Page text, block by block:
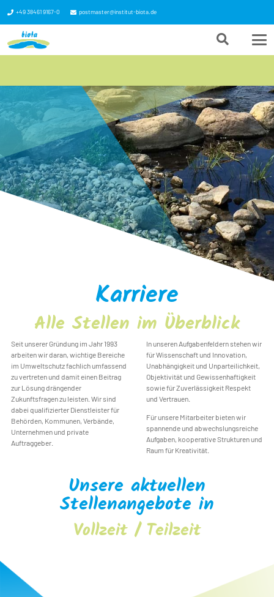
+49 38461 9167-0 postmaster@institut-biota.de
Karriere
Alle Stellen im Überblick
Seit unserer Gründung im Jahr 1993
arbeiten wir daran, wichtige Bereiche
im Umweltschutz fachlich umfassend
zu vertreten und damit einen Beitrag
zur Lösung drängender
Zukunftsfragen zu leisten. Wir sind
dabei qualifizierter Dienstleister für
Behörden, Kommunen, Verbände,
Unternehmen und private
Auftraggeber.
In unseren Aufgabenfeldern stehen wir
für Wissenschaft und Innovation,
Unabhängigkeit und Unparteilichkeit,
Objektivität und Gewissenhaftigkeit
sowie für Zuverlässigkeit Respekt
und Vertrauen.
Für unsere Mitarbeiter bieten wir
spannende und abwechslungsreiche
Aufgaben, kooperative Strukturen und
Raum für Kreativität.
Unsere aktuellen
Stellenangebote in
Vollzeit / Teilzeit